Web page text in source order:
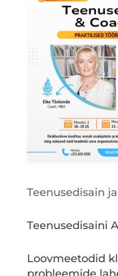
Teenusedisain ja
Teenusedisaini
Loovmeetodid